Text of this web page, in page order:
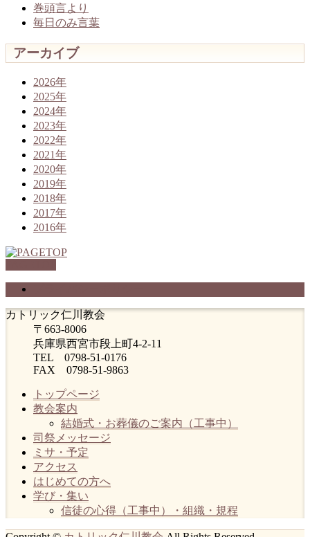
巻頭言より
毎日のみ言葉
アーカイブ
2026年
2025年
2024年
2023年
2022年
2021年
2020年
2019年
2018年
2017年
2016年
カトリック仁川教会
〒663-8006
兵庫県西宮市段上町4-2-11
TEL 0798-51-0176
FAX 0798-51-9863
トップページ
教会案内
結婚式・お葬儀のご案内（工事中）
司祭メッセージ
ミサ・予定
アクセス
はじめての方へ
学び・集い
信徒の心得（工事中）・組織・規程